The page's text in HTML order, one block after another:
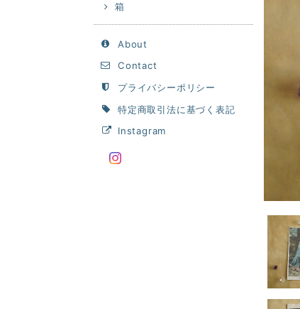
箱
About
Contact
プライバシーポリシー
特定商取引法に基づく表記
Instagram